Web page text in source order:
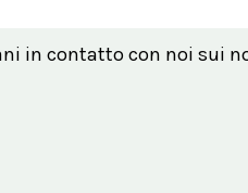
in contatto con noi sui